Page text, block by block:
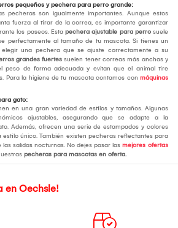
pequeños y pechera para perro grande:
pecheras son igualmente importantes. Aunque estos
fuerza al tirar de la correa, es importante garantizar
los paseos. Esta pechera ajustable para perro suele
perfectamente al tamaño de tu mascota. Si tienes un
una pechera que se ajuste correctamente a su
grandes fuertes suelen tener correas más anchas y
peso de forma adecuada y evitan que el animal tire
Para la higiene de tu mascota contamos con máquinas
gato:
en una gran variedad de estilos y tamaños. Algunas
ajustables, asegurando que se adapte a la
Además, ofrecen una serie de estampados y colores
único. También existen pecheras reflectantes para
salidas nocturnas. No dejes pasar las mejores ofertas
pecheras para mascotas en oferta.
en Oechsle!